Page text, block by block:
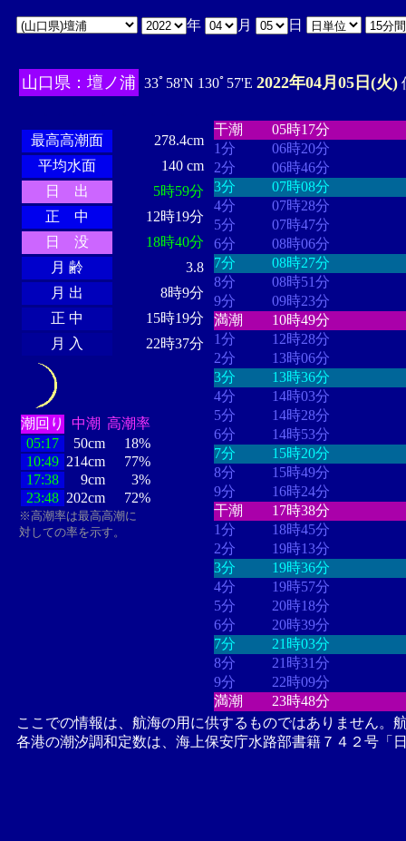
年 月 日
山口県：壇ノ浦 33ﾟ58'N 130ﾟ57'E 2022年04月05日(火)
最高高潮面
278.4cm
平均水面
140 cm
日 出
5時59分
正 中
12時19分
日 没
18時40分
月 齢
3.8
月 出
8時9分
正 中
15時19分
月 入
22時37分
潮回り 中潮 高潮率
05:17
50cm
18%
10:49 214cm
77%
17:38
9cm
3%
23:48 202cm 72%
※高潮率は最高高潮に
対しての率を示す。
干潮
05時17分
1分
06時20分
2分
06時46分
3分
07時08分
4分
07時28分
5分
07時47分
6分
08時06分
7分
08時27分
8分
08時51分
9分
09時23分
満潮
10時49分
1分
12時28分
2分
13時06分
3分
13時36分
4分
14時03分
5分
14時28分
6分
14時53分
7分
15時20分
8分
15時49分
9分
16時24分
干潮
17時38分
1分
18時45分
2分
19時13分
3分
19時36分
4分
19時57分
5分
20時18分
6分
20時39分
7分
21時03分
8分
21時31分
9分
22時09分
満潮
23時48分
ここでの情報は、航海の用に供するものではありません。
各港の潮汐調和定数は、海上保安庁水路部書籍７４２号「